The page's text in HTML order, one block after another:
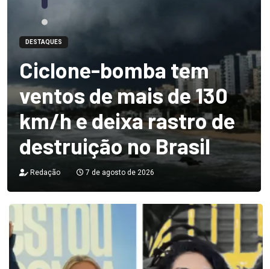
DESTAQUES
Ciclone-bomba tem
ventos de mais de 130
km/h e deixa rastro de
destruição no Brasil
Redação 7 de agosto de 2026